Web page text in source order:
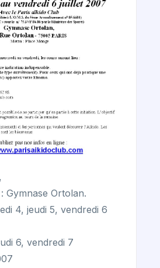
Gymnase Ortolan.
4, jeudi 5, vendredi 6
6, vendredi 7